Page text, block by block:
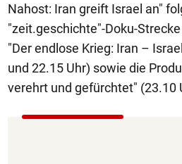
Nahost: Iran greift Israel an"
"zeit.geschichte"-Doku-
"Der endlose Krieg: Iran –
und 22.15 Uhr) sowie die
verehrt und gefürchtet" (23.10